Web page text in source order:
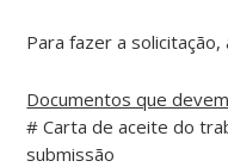
Para fazer a solicitação,
Documentos que
# Carta de aceite do
submissão